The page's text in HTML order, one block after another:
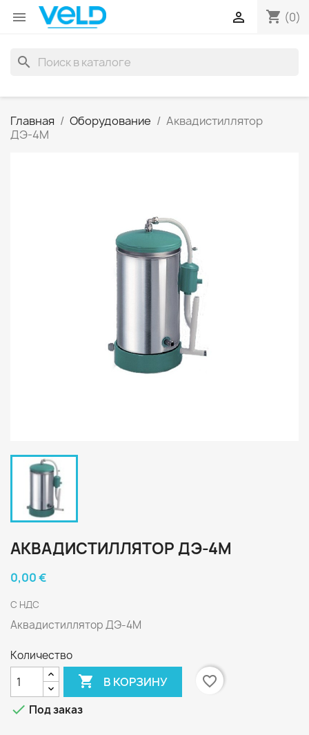
 shopping_cart (0)

search
Главная Оборудование
Аквадистиллятор
ДЭ-4М
АКВАДИСТИЛЛЯТОР ДЭ-4М
0,00 €
С НДС
Аквадистиллятор ДЭ-4М
Количество
 В КОРЗИНУ
favorite_border
 Под заказ